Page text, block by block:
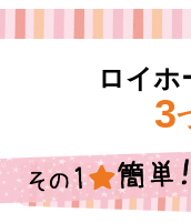
ロイホ
3